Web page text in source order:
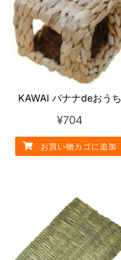
KAWAI バナナdeおうち
¥704
お買い物カゴに追加